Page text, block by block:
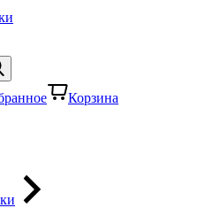
Корзина